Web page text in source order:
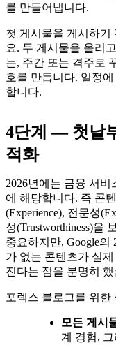
를 만들어냅니다.
첫 게시물을 게시하기
요. 두 게시물을 올리
는, 주간 또는 격주로
호를 만듭니다. 일정
합니다.
4단계 — 첫날
적화
2026년에는 금융 서비
에 해당합니다. 즉 콘
(Experience), 전문성
성(Trustworthiness)을
중요하지만, Google의
가 없는 콘텐츠가 실
진다는 점을 분명히
포렉스 블로그를 위한
모든 게시
계 경험,